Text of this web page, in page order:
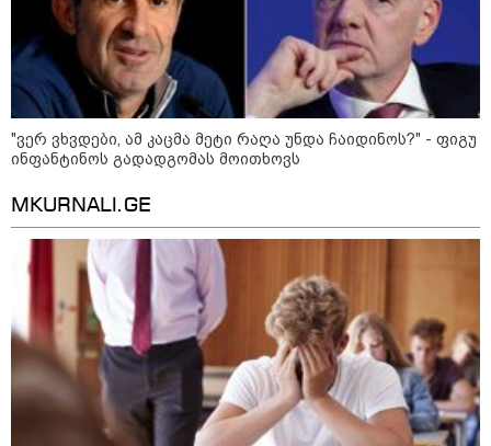
რა უნდა გავაკეთოთ პირველ
რიგში შუქის გამორთვისას: 5
მნიშვნელოვანი ნაბიჯი
1-დღიანი ტურები თბილისიდან:
სად წავიდეთ დილით და
მსოფლიო
"ვერ ვხვდები, ამ კაცმა მეტი რაღა უნდა ჩაიდინოს?" - ფიგუ
ინფანტინოს გადადგომას მოითხოვს
MKURNALI.GE